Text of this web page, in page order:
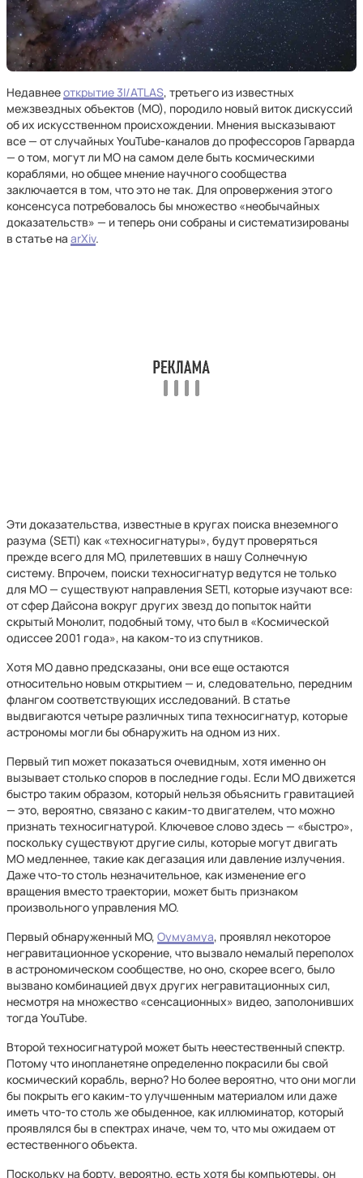
Недавнееоткрытие 3I/ATLAS, третьего из известных
межзвездных объектов (МО), породило новый виток дискуссий
об их искусственном происхождении. Мнения высказывают
все — от случайных YouTube-каналов до профессоров Гарварда
— о том, могут ли МО на самом деле быть космическими
кораблями, но общее мнение научного сообщества
заключается в том, что это не так. Для опровержения этого
консенсуса потребовалось бы множество «необычайных
доказательств» — и теперь они собраны и систематизированы
в статье на arXiv.
Эти доказательства, известные в кругах поиска внеземного
разума (SETI) как «техносигнатуры», будут проверяться
прежде всего для МО, прилетевших в нашу Солнечную
систему. Впрочем, поиски техносигнатур ведутся не только
для МО — существуют направления SETI, которые изучают все:
от сфер Дайсона вокруг других звезд до попыток найти
скрытый Монолит, подобный тому, что был в «Космической
одиссее 2001 года», на каком-то из спутников.
Хотя МО давно предсказаны, они все еще остаются
относительно новым открытием — и, следовательно, передним
флангом соответствующих исследований. В статье
выдвигаются четыре различных типа техносигнатур, которые
астрономы могли бы обнаружить на одном из них.
Первый тип может показаться очевидным, хотя именно он
вызывает столько споров в последние годы. Если МО движется
быстро таким образом, который нельзя объяснить гравитацией
— это, вероятно, связано с каким-то двигателем, что можно
признать техносигнатурой. Ключевое слово здесь — «быстро»,
поскольку существуют другие силы, которые могут двигать
МО медленнее, такие как дегазация или давление излучения.
Даже что-то столь незначительное, как изменение его
вращения вместо траектории, может быть признаком
произвольного управления МО.
Первый обнаруженный МО, Оумуамуа, проявлял некоторое
негравитационное ускорение, что вызвало немалый переполох
в астрономическом сообществе, но оно, скорее всего, было
вызвано комбинацией двух других негравитационных сил,
несмотря на множество «сенсационных» видео, заполонивших
тогда YouTube.
Второй техносигнатурой может быть неестественный спектр.
Потому что инопланетяне определенно покрасили бы свой
космический корабль, верно? Но более вероятно, что они могли
бы покрыть его каким-то улучшенным материалом или даже
иметь что-то столь же обыденное, как иллюминатор, который
проявлялся бы в спектрах иначе, чем то, что мы ожидаем от
естественного объекта.
Поскольку на борту, вероятно, есть хотя бы компьютеры, он